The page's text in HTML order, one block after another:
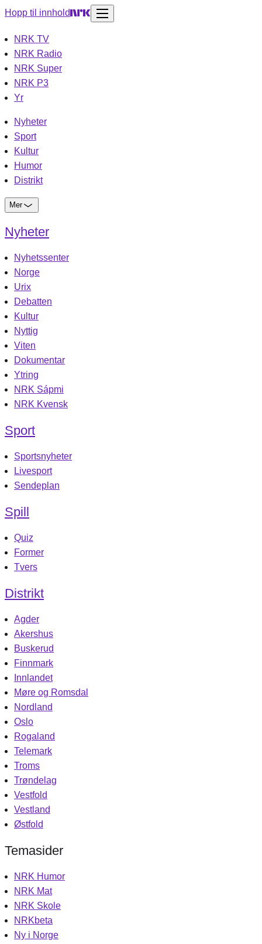
Hopp til innhold
NRK TV
NRK Radio
NRK Super
NRK P3
Yr
Nyheter
Sport
Kultur
Humor
Distrikt
Mer
Nyheter
Nyhetssenter
Norge
Urix
Debatten
Kultur
Nyttig
Viten
Dokumentar
Ytring
NRK Sápmi
NRK Kvensk
Sport
Sportsnyheter
Livesport
Sendeplan
Spill
Quiz
Former
Tvers
Distrikt
Agder
Akershus
Buskerud
Finnmark
Innlandet
Møre og Romsdal
Nordland
Oslo
Rogaland
Telemark
Troms
Trøndelag
Vestfold
Vestland
Østfold
Temasider
NRK Humor
NRK Mat
NRK Skole
NRKbeta
Ny i Norge